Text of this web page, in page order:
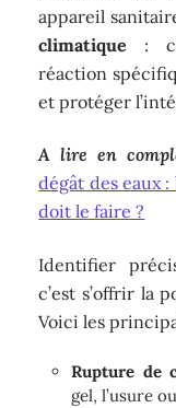
appareil
climatique :
réaction
et protéger
A lire en
dégât des eaux
doit le faire ?
Identifier
c’est s’offrir la
Voici les
Rupture de
gel, l’usure